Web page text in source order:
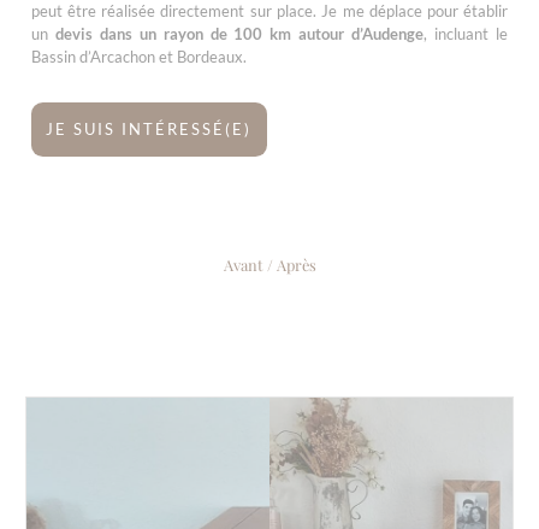
peut être réalisée directement sur place. Je me déplace pour établir
un devis dans un rayon de 100 km autour d’Audenge, incluant le
Bassin d’Arcachon et Bordeaux.
JE SUIS INTÉRESSÉ(E)
Avant / Après